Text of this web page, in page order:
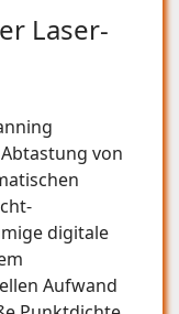
Laser-
von
digitale
Aufwand